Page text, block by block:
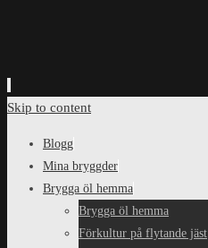
Skip to content
Blogg
Mina bryggder
Brygga öl hemma
Brygga öl hemma
Förkultur på flytande jäst